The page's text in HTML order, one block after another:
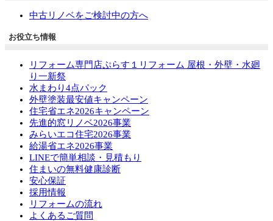
中古リノベをご検討中の方へ
お役立ち情報
リフォーム専門店ぷらす１リフォーム 屋根・外壁・水廻
り一新祭
水まわり4点パック
外壁塗装最安値キャンペーン
住宅省エネ2026キャンペーン
先進的窓リノベ2026事業
みらいエコ住宅2026事業
給湯省エネ2026事業
LINEで簡単相談・見積もり
住まいの無料健康診断
安心保証
採用情報
リフォームの流れ
よくあるご質問